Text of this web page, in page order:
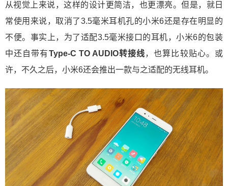
从视觉上来说，这样的设计更简洁，也更漂亮。但是，就日
常使用来说，取消了3.5毫米耳机孔的小米6还是存在明显的
不便。事实上，为了适配3.5毫米接口的耳机，小米6的包装
中还自带有Type-C TO AUDIO转接线，也算比较贴心。或
许，不久之后，小米6还会推出一款与之适配的无线耳机。